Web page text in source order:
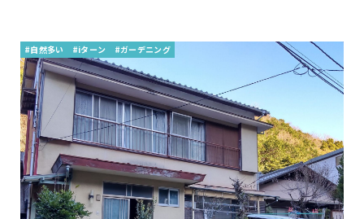
#自然多い #iターン #ガーデニング